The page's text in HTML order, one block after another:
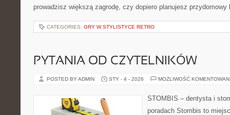
prowadzisz większą zagrodę, czy dopiero planujesz
CATEGORIES: GRY W STYLISTYCE RETRO
PYTANIA OD CZYTELNIKÓW
POSTED BY ADMIN STY - 4 - 2026 MOŻLIWOŚĆ
STOMBIS – dentysta i
poradach Stombis to